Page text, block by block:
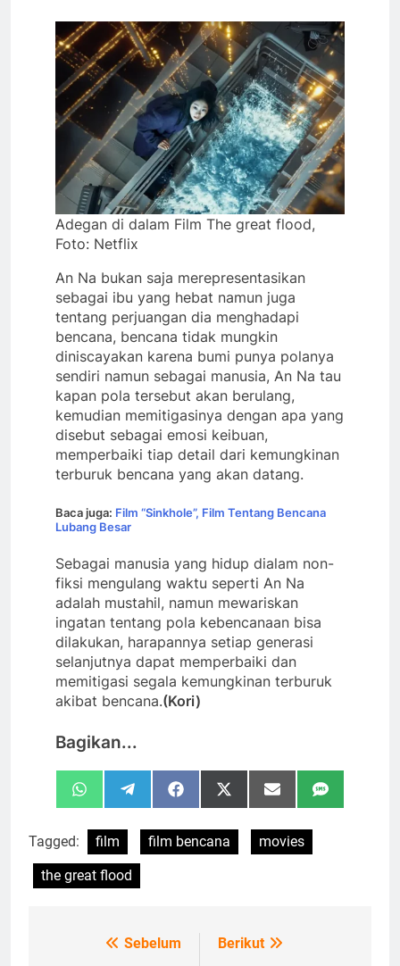
Adegan di dalam Film The great flood,
Foto: Netflix
An Na bukan saja merepresentasikan
sebagai ibu yang hebat namun juga
tentang perjuangan dia menghadapi
bencana, bencana tidak mungkin
diniscayakan karena bumi punya polanya
sendiri namun sebagai manusia, An Na tau
kapan pola tersebut akan berulang,
kemudian memitigasinya dengan apa yang
disebut sebagai emosi keibuan,
memperbaiki tiap detail dari kemungkinan
terburuk bencana yang akan datang.
Baca juga: Film “Sinkhole”, Film Tentang Bencana
Lubang Besar
Sebagai manusia yang hidup dialam non-
fiksi mengulang waktu seperti An Na
adalah mustahil, namun mewariskan
ingatan tentang pola kebencanaan bisa
dilakukan, harapannya setiap generasi
selanjutnya dapat memperbaiki dan
memitigasi segala kemungkinan terburuk
akibat bencana.(Kori)
Bagikan...
Share
on
WhatsAppShare
on
TelegramShare
on
FacebookShare
on
X
(Twitter)
Share
on
Email Share
on
SMS
Tagged: film film bencana
movies
the great flood
NavigasiSebelum
Berikut